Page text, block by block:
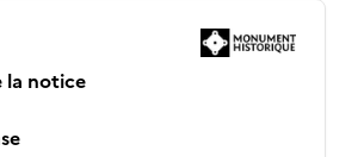
la notice